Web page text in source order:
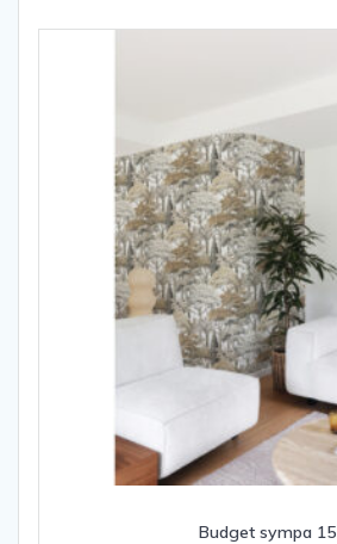
Budget sympa 15